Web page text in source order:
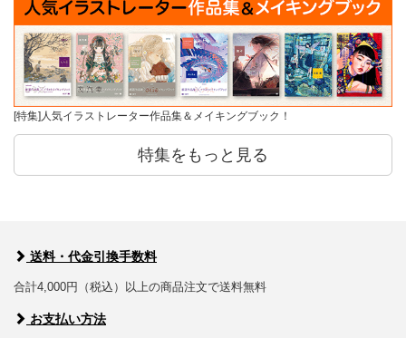
[特集]人気イラストレーター作品集＆メイキングブック！
特集をもっと見る
送料・代金引換手数料
合計4,000円（税込）以上の商品注文で送料無料
お支払い方法